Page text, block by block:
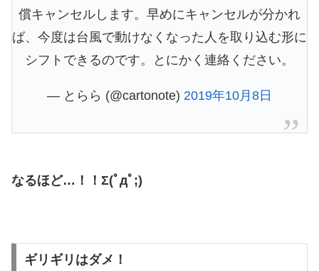
償キャンセルします。早めにキャンセルが分かれ
ば、今度は台風で動けなくなった人を取り込む形に
シフトできるのです。とにかく連絡ください。
— とらら (@cartonote) 2019年10月8日
なるほど…！！Σ(ﾟдﾟ;)
ギリギリはダメ！